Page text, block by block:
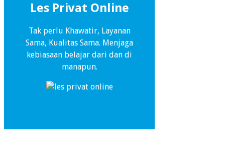
Les Privat Online
Tak perlu Khawatir, Layanan
Sama, Kualitas Sama. Menjaga
kebiasaan belajar dari dan di
manapun.